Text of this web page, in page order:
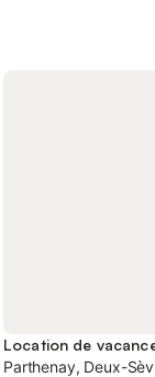
Parthenay, Deux-